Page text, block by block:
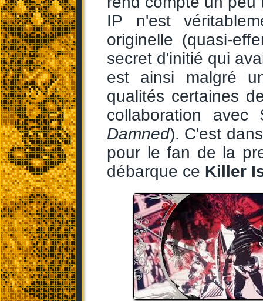
IP n'est
originelle (quasi-
secret d'initié qui
est ainsi malgré
qualités certaines
collaboration
Damned). C'est
pour le fan de la
débarque ce Killer